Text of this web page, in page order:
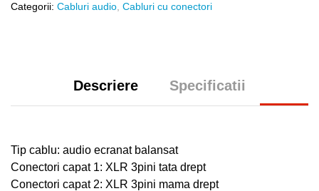
Categorii: Cabluri audio Cabluri cu conectori
Descriere Specificatii
Tip cablu: audio ecranat balansat
Conectori capat 1: XLR 3pini tata drept
Conectori capat 2: XLR 3pini mama drept